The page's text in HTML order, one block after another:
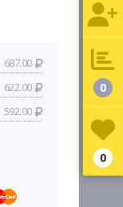
687.00
622.00
592.00
0
0